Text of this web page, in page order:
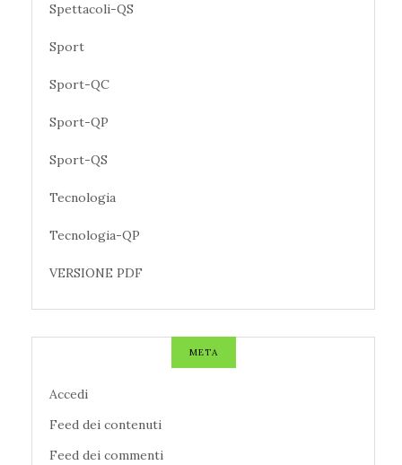
Spettacoli-QS
Sport
Sport-QC
Sport-QP
Sport-QS
Tecnologia
Tecnologia-QP
VERSIONE PDF
META
Accedi
Feed dei contenuti
Feed dei commenti